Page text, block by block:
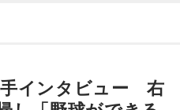
さまざまな「心のこり」に触
直人、高見侑里
手インタビュー 右